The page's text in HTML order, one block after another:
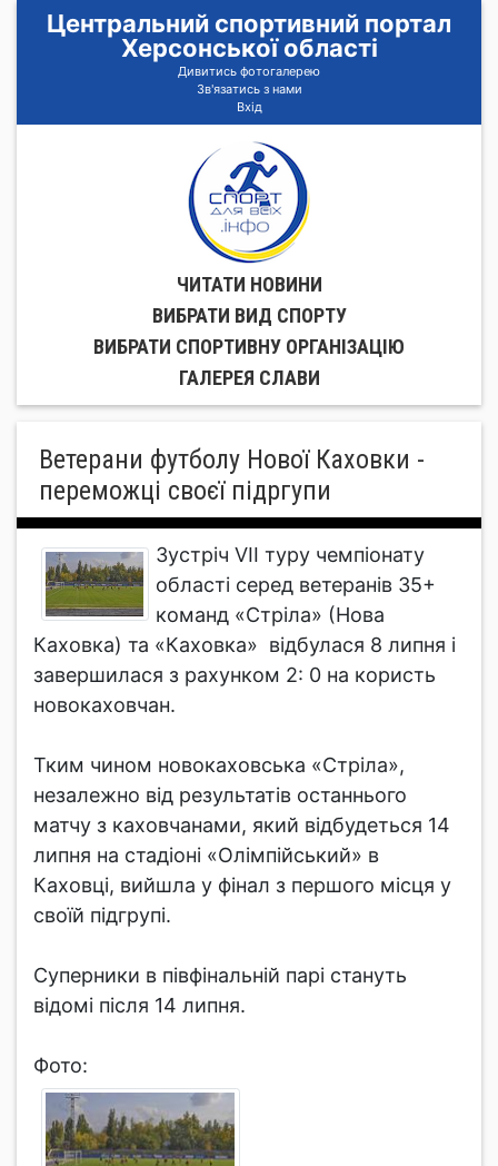
Центральний спортивний портал
Херсонської області
Дивитись фотогалерею
Зв'язатись з нами
Вхід
ЧИТАТИ НОВИНИ
ВИБРАТИ ВИД СПОРТУ
ВИБРАТИ СПОРТИВНУ ОРГАНIЗАЦIЮ
ГАЛЕРЕЯ СЛАВИ
Ветерани футболу Нової Каховки -
переможці своєї підргупи
Зустріч VII туру чемпіонату
області серед ветеранів 35+
команд «Стріла» (Нова
Каховка) та «Каховка» відбулася 8 липня і
завершилася з рахунком 2: 0 на користь
новокаховчан.
Тким чином новокаховська «Стріла»,
незалежно від результатів останнього
матчу з каховчанами, який відбудеться 14
липня на стадіоні «Олімпійський» в
Каховці, вийшла у фінал з першого місця у
своїй підгрупі.
Суперники в півфінальній парі стануть
відомі після 14 липня.
Фото: